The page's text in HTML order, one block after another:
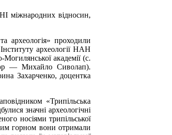
міжнародних відносин,
археологія» проходили
археології НАН
академії (с.
— Михайло Сиволап).
Захарченко, доцентка
«Трипільська
значні археологічні
носіями трипільської
горном вони отримали